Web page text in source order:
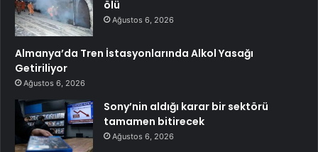
ölü
Ağustos 6, 2026
Almanya’da Tren İstasyonlarında Alkol Yasağı
Getiriliyor
Ağustos 6, 2026
Sony’nin aldığı karar bir sektörü
tamamen bitirecek
Ağustos 6, 2026